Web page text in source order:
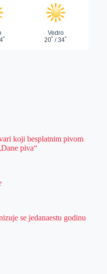
koji besplatnim pivom
piva“
se jedanaestu godinu